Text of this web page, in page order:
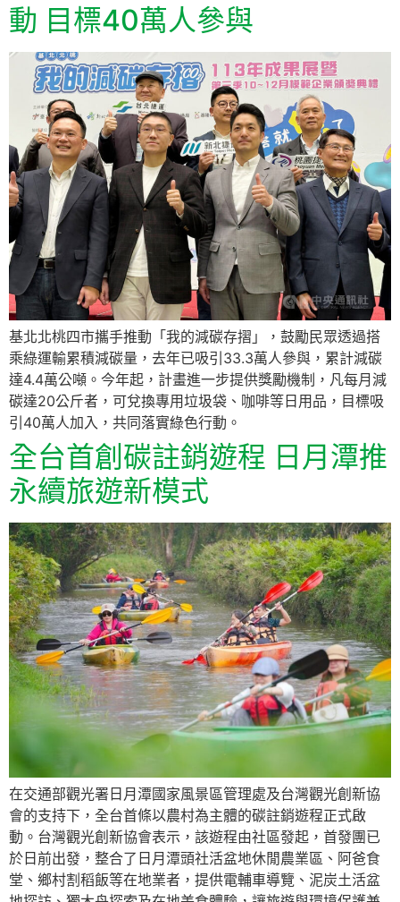
動 目標40萬人參與
基北北桃四市攜手推動「我的減碳存摺」，鼓勵民眾透過搭
乘綠運輸累積減碳量，去年已吸引33.3萬人參與，累計減碳
達4.4萬公噸。今年起，計畫進一步提供獎勵機制，凡每月減
碳達20公斤者，可兌換專用垃圾袋、咖啡等日用品，目標吸
引40萬人加入，共同落實綠色行動。
全台首創碳註銷遊程 日月潭推
永續旅遊新模式
在交通部觀光署日月潭國家風景區管理處及台灣觀光創新協
會的支持下，全台首條以農村為主體的碳註銷遊程正式啟
動。台灣觀光創新協會表示，該遊程由社區發起，首發團已
於日前出發，整合了日月潭頭社活盆地休閒農業區、阿爸食
堂、鄉村割稻飯等在地業者，提供電輔車導覽、泥炭土活盆